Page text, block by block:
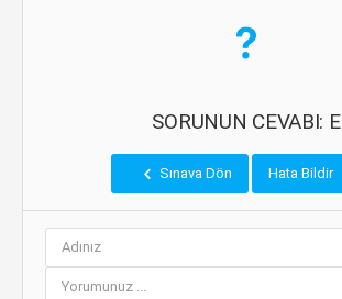
SORUNUN CEVABI: E
Sınava Dön Hata Bildir